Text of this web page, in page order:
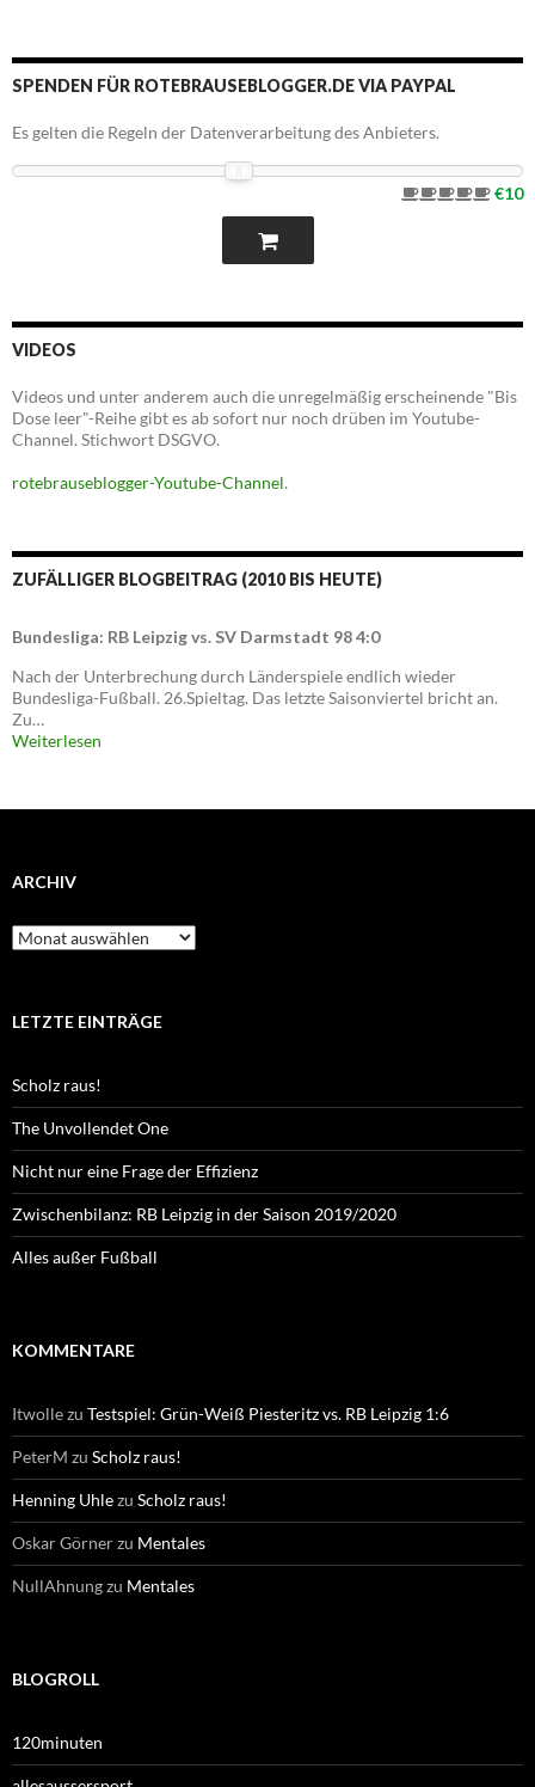
SPENDEN FÜR ROTEBRAUSEBLOGGER.DE VIA PAYPAL
Es gelten die Regeln der Datenverarbeitung des Anbieters.
€10
VIDEOS
Videos und unter anderem auch die unregelmäßig erscheinende "Bis
Dose leer"-Reihe gibt es ab sofort nur noch drüben im Youtube-
Channel. Stichwort DSGVO.
rotebrauseblogger-Youtube-Channel.
ZUFÄLLIGER BLOGBEITRAG (2010 BIS HEUTE)
Bundesliga: RB Leipzig vs. SV Darmstadt 98 4:0
Nach der Unterbrechung durch Länderspiele endlich wieder
Bundesliga-Fußball. 26.Spieltag. Das letzte Saisonviertel bricht an.
Zu…
Weiterlesen
ARCHIV
Archiv
LETZTE EINTRÄGE
Scholz raus!
The Unvollendet One
Nicht nur eine Frage der Effizienz
Zwischenbilanz: RB Leipzig in der Saison 2019/2020
Alles außer Fußball
KOMMENTARE
Itwollezu Testspiel: Grün-Weiß Piesteritz vs. RB Leipzig 1:6
PeterM zu Scholz raus!
Henning Uhlezu Scholz raus!
Oskar Görnerzu Mentales
NullAhnungzu Mentales
BLOGROLL
120minuten